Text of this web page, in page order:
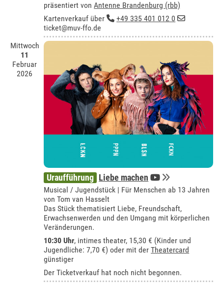
präsentiert vonAntenne Brandenburg (rbb)
Kartenverkauf über
+49 335 401 012 0
ticket@muv-ffo.de
Mittwoch
11
Februar
2026
Uraufführung Liebe machen
Musical / Jugendstück | Für Menschen ab 13 Jahren
von Tom van Hasselt
Das Stück thematisiert Liebe, Freundschaft,
Erwachsenwerden und den Umgang mit körperlichen
Veränderungen.
10:30 Uhr, intimes theater, 15,30 € (Kinder und
Jugendliche: 7,70 €) oder mit derTheatercard
günstiger
Der Ticketverkauf hat noch nicht begonnen.